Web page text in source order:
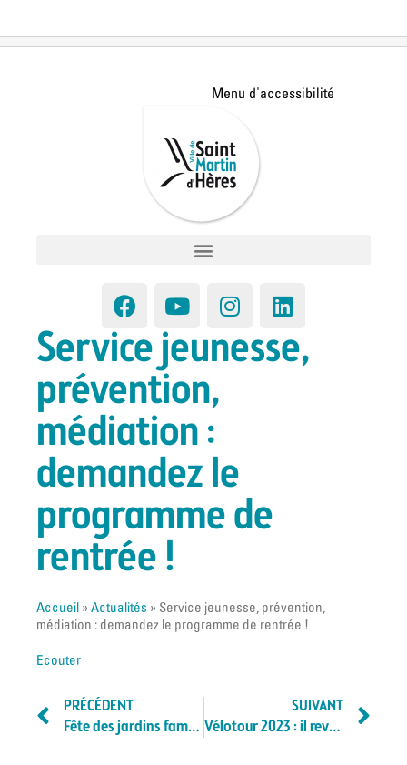
Service jeunesse,
prévention,
médiation :
demandez le
programme de
rentrée !
Accueil » Actualités » Service jeunesse, prévention,
médiation : demandez le programme de rentrée !
Ecouter
PRÉCÉDENT
Fête des jardins familiaux : venez nombreux à l’édition 2023
SUIVANT
Vélotour 2023 : il revient dans la région !